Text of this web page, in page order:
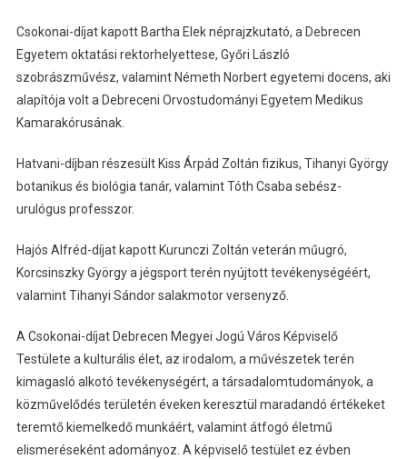
Csokonai-díjat kapott Bartha Elek néprajzkutató, a Debrecen
Egyetem oktatási rektorhelyettese, Győri László
szobrászművész, valamint Németh Norbert egyetemi docens, aki
alapítója volt a Debreceni Orvostudományi Egyetem Medikus
Kamarakórusának.
Hatvani-díjban részesült Kiss Árpád Zoltán fizikus, Tihanyi György
botanikus és biológia tanár, valamint Tóth Csaba sebész-
urulógus professzor.
Hajós Alfréd-díjat kapott Kurunczi Zoltán veterán műugró,
Korcsinszky György a jégsport terén nyújtott tevékenységéért,
valamint Tihanyi Sándor salakmotor versenyző.
A Csokonai-díjat Debrecen Megyei Jogú Város Képviselő
Testülete a kulturális élet, az irodalom, a művészetek terén
kimagasló alkotó tevékenységért, a társadalomtudományok, a
közművelődés területén éveken keresztül maradandó értékeket
teremtő kiemelkedő munkáért, valamint átfogó életmű
elismeréseként adományoz. A képviselő testület ez évben